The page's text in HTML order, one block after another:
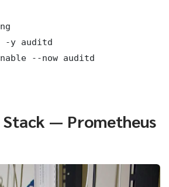
-y auditd
--now auditd
— Prometheus